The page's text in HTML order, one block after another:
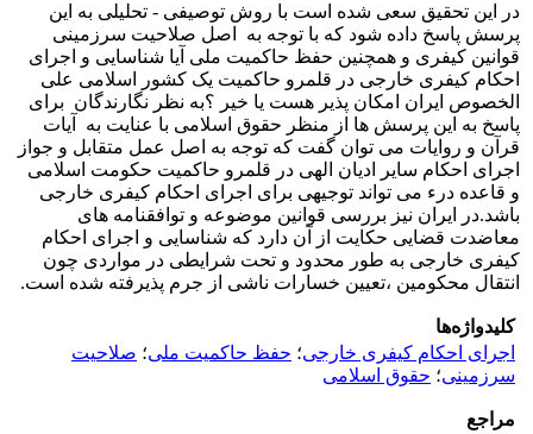
در این تحقیق سعی شده است با روش توصیفی - تحلیلی به این
پرسش پاسخ داده شود که با توجه به اصل صلاحیت سرزمینی
قوانین کیفری و همچنین حفظ حاکمیت ملی آیا شناسایی و اجرای
احکام کیفری خارجی در قلمرو حاکمیت یک کشور اسلامی علی
الخصوص ایران امکان پذیر هست یا خیر ؟به نظر نگارندگان برای
پاسخ به این پرسش ها از منظر حقوق اسلامی با عنایت به آیات
قرآن و روایات می توان گفت که توجه به اصل عمل متقابل و جواز
اجرای احکام سایر ادیان الهی در قلمرو حاکمیت حکومت اسلامی
و قاعده درء می تواند توجیهی برای اجرای احکام کیفری خارجی
باشد.در ایران نیز بررسی قوانین موضوعه و توافقنامه های
معاضدت قضایی حکایت از آن دارد که شناسایی و اجرای احکام
کیفری خارجی به طور محدود و تحت شرایطی در مواردی چون
انتقال محکومین ،تعیین خسارات ناشی از جرم پذیرفته شده است.
کلیدواژه‌ها
اجرای احکام کیفری خارجی؛ حفظ حاکمیت ملی؛ صلاحیت
سرزمینی؛ حقوق اسلامی
مراجع